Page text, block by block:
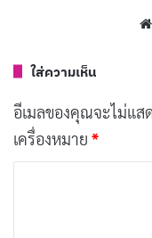
กร
ใส่ความเห็น
อีเมลของคุณจะไม่แส
เครื่องหมาย *